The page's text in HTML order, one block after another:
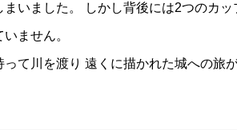
いました。 しかし背後には2つのカ
ません。
て川を渡り 遠くに描かれた城への旅が